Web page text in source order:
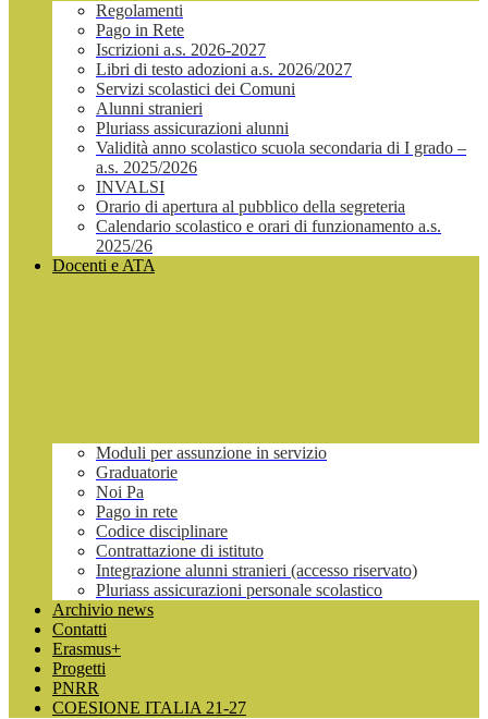
Regolamenti
Pago in Rete
Iscrizioni a.s. 2026-2027
Libri di testo adozioni a.s. 2026/2027
Servizi scolastici dei Comuni
Alunni stranieri
Pluriass assicurazioni alunni
Validità anno scolastico scuola secondaria di I grado –
a.s. 2025/2026
INVALSI
Orario di apertura al pubblico della segreteria
Calendario scolastico e orari di funzionamento a.s.
2025/26
Docenti e ATA
Moduli per assunzione in servizio
Graduatorie
Noi Pa
Pago in rete
Codice disciplinare
Contrattazione di istituto
Integrazione alunni stranieri (accesso riservato)
Pluriass assicurazioni personale scolastico
Archivio news
Contatti
Erasmus+
Progetti
PNRR
COESIONE ITALIA 21-27